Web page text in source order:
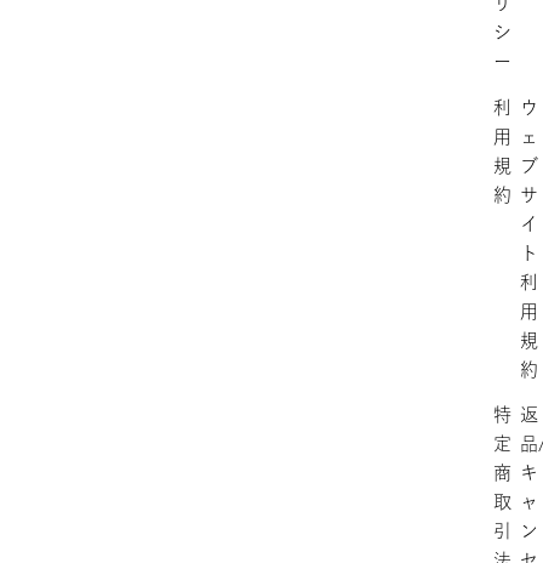
シ
ー
利
用
規
約
ウ
ェ
ブ
サ
イ
ト
利
用
規
約
特
定
商
取
引
返
キ
ャ
ン